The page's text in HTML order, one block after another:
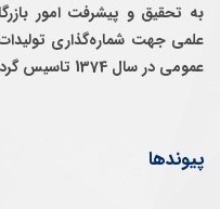
به تحقيق و پيشرفت امور
علمی جهت شماره‌گذاری
عمومی در سال 1374 تاسيس گرديده است.
پیوندها